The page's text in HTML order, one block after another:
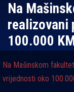
Na
realizovani
100.000
Na Mašinskom
vrijednosti oko